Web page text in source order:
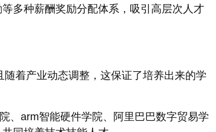
多种薪酬奖励分配体系，吸引高层次人才
着产业动态调整，这保证了培养出来的学
、arm智能硬件学院、阿里巴巴数字贸易学